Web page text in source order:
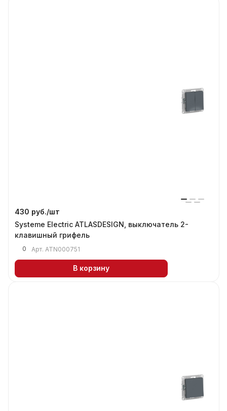
430 руб./шт
Systeme Electric ATLASDESIGN, выключатель 2-
клавишный грифель
0 Арт. ATN000751
В корзину